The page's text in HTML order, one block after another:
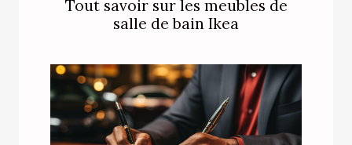
Tout savoir sur les meubles de
salle de bain Ikea